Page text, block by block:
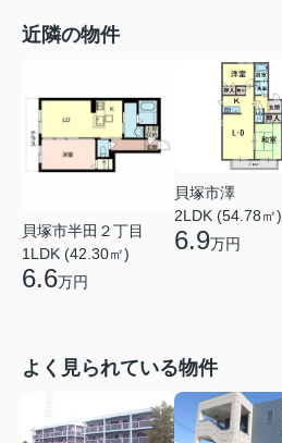
近隣の物件
貝塚市半田２丁目
1LDK (42.30㎡)
6.6万円
貝塚市澤
2LDK (54.78㎡)
6.9万円
よく見られている物件